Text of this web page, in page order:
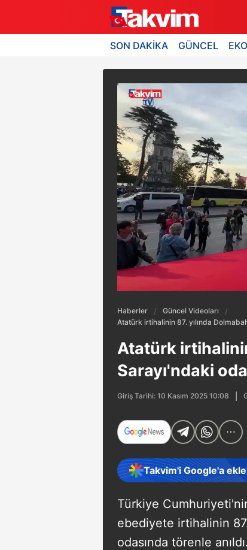
SON DAKİKA GÜNCEL
Haberler
Güncel Videoları
Atatürk irtihalinin 87. yılında
Atatürk
Sarayı'ndaki
Giriş Tarihi: 10 Kasım 2025 10:08
Takvim'i Google'a
Türkiye
ebediyete irtihalinin
odasında törenle anıldı.